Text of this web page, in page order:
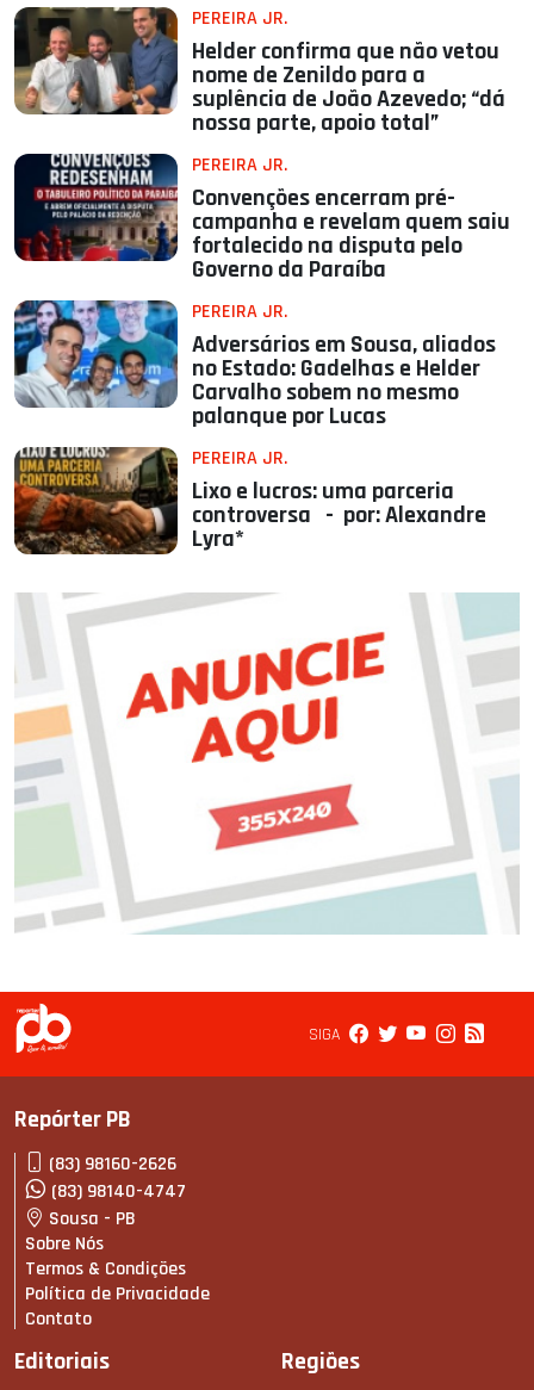
PEREIRA JR.
Helder confirma que não vetou
nome de Zenildo para a
suplência de João Azevedo; “dá
nossa parte, apoio total”
PEREIRA JR.
Convenções encerram pré-
campanha e revelam quem saiu
fortalecido na disputa pelo
Governo da Paraíba
PEREIRA JR.
Adversários em Sousa, aliados
no Estado: Gadelhas e Helder
Carvalho sobem no mesmo
palanque por Lucas
PEREIRA JR.
Lixo e lucros: uma parceria
controversa - por: Alexandre
Lyra*
SIGA
Repórter PB
(83) 98160-2626
(83) 98140-4747
Sousa - PB
Sobre Nós
Termos & Condições
Política de Privacidade
Contato
Editoriais Regiões